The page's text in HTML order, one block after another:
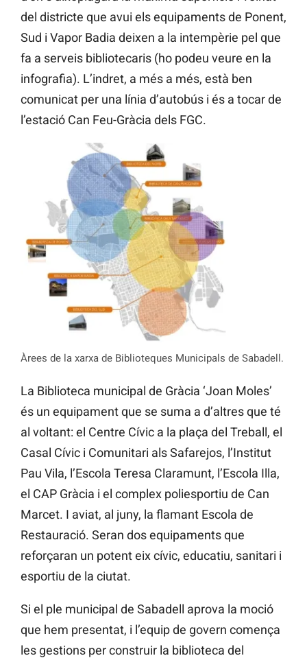
del districte que avui els equipaments de Ponent,
Sud i Vapor Badia deixen a la intempèrie pel que
fa a serveis bibliotecaris (ho podeu veure en la
infografia). L’indret, a més a més, està ben
comunicat per una línia d’autobús i és a tocar de
l’estació Can Feu-Gràcia dels FGC.
Àrees de la xarxa de Biblioteques Municipals de Sabadell.
La Biblioteca municipal de Gràcia ‘Joan Moles’
és un equipament que se suma a d’altres que té
al voltant: el Centre Cívic a la plaça del Treball, el
Casal Cívic i Comunitari als Safarejos, l’Institut
Pau Vila, l’Escola Teresa Claramunt, l’Escola Illa,
el CAP Gràcia i el complex poliesportiu de Can
Marcet. I aviat, al juny, la flamant Escola de
Restauració. Seran dos equipaments que
reforçaran un potent eix cívic, educatiu, sanitari i
esportiu de la ciutat.
Si el ple municipal de Sabadell aprova la moció
que hem presentat, i l’equip de govern comença
les gestions per construir la biblioteca del